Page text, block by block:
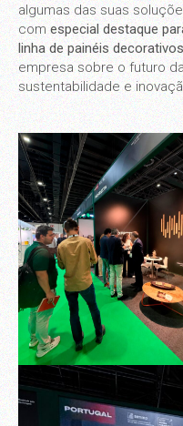
algumas das suas
comespecial destaque
linha de painéis decorativos
empresa sobre o futuro
sustentabilidade e